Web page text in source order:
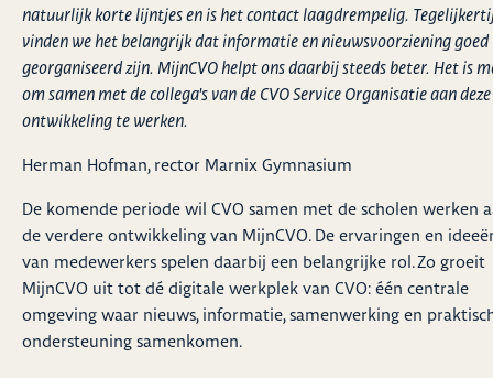
natuurlijk korte lijntjes en is het contact laagdrempelig.
vinden we het belangrijk dat informatie en nieuwsvoorziening goed
georganiseerd zijn. MijnCVO helpt ons daarbij steeds beter. Het is
om samen met de collega's van de CVO Service Organisatie aan deze
ontwikkeling te werken.
Herman Hofman, rector Marnix Gymnasium
De komende periode wil CVO samen met de scholen werken
de verdere ontwikkeling van MijnCVO. De ervaringen en
van medewerkers spelen daarbij een belangrijke rol. Zo groeit
MijnCVO uit tot dé digitale werkplek van CVO: één centrale
omgeving waar nieuws, informatie, samenwerking en
ondersteuning samenkomen.